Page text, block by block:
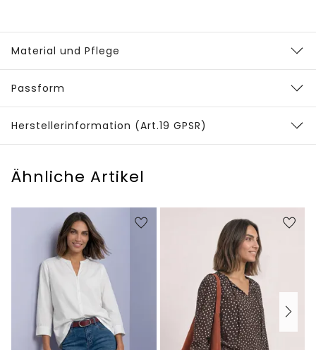
Material und Pflege
Passform
Herstellerinformation (Art.19 GPSR)
Ähnliche Artikel